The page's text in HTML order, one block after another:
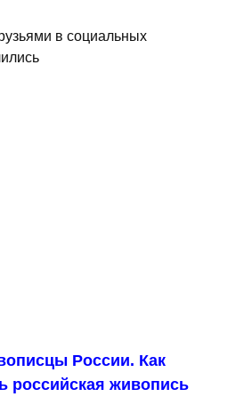
в социальных
России. Как
российская живопись